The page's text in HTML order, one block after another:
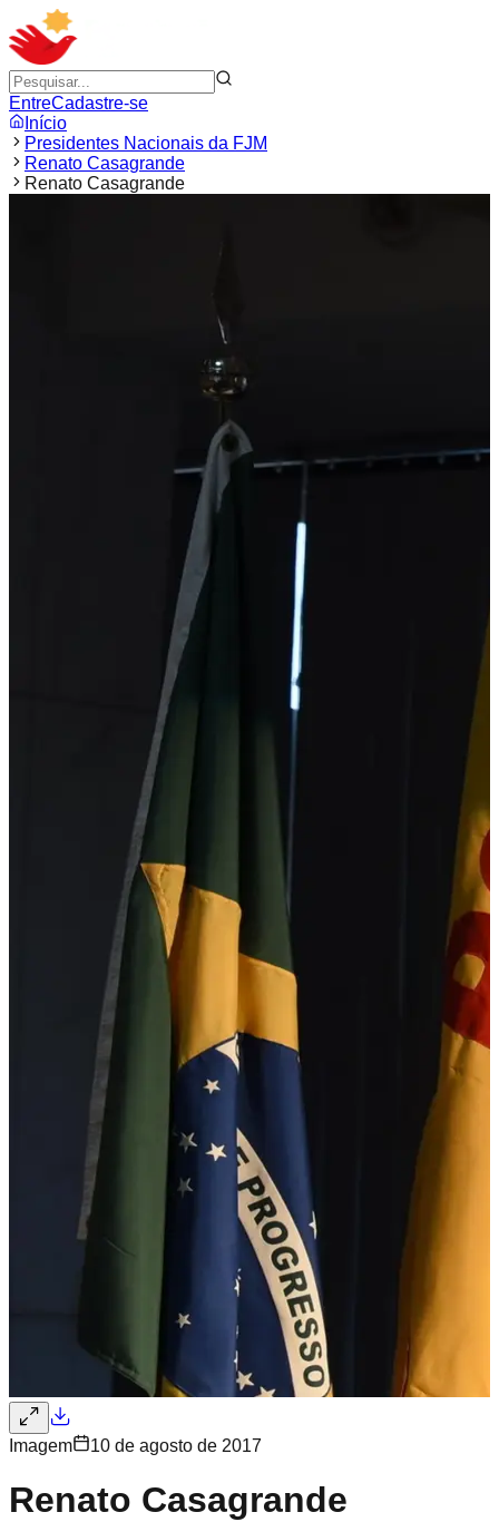
EntreCadastre-se
Início
Presidentes Nacionais da FJM
Renato Casagrande
Renato Casagrande
Imagem 10 de agosto de 2017
Renato Casagrande